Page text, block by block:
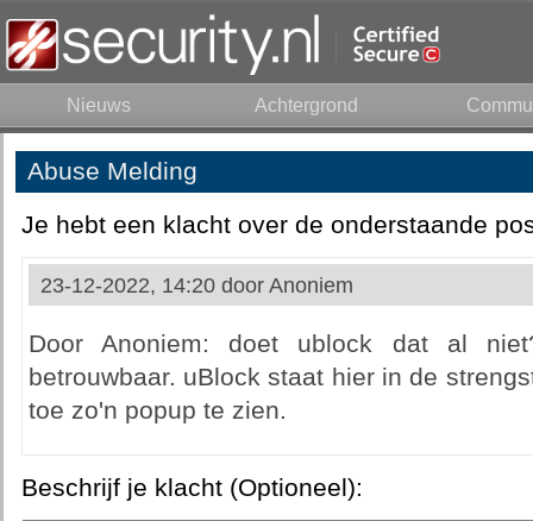
Nieuws Achtergrond
Abuse Melding
Je hebt een klacht over de onderstaande
23-12-2022, 14:20 door Anoniem
Door Anoniem: doet ublock dat al
betrouwbaar. uBlock staat hier in de
toe zo'n popup te zien.
Beschrijf je klacht (Optioneel):